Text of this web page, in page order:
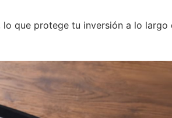
lo que protege tu inversión a lo largo